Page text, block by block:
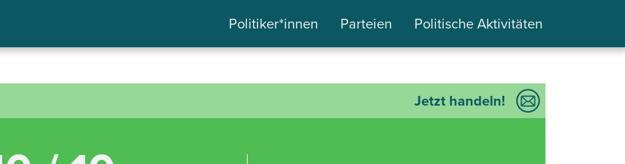
Politiker*innen Parteien Politische Aktivitäten
Jetzt handeln!